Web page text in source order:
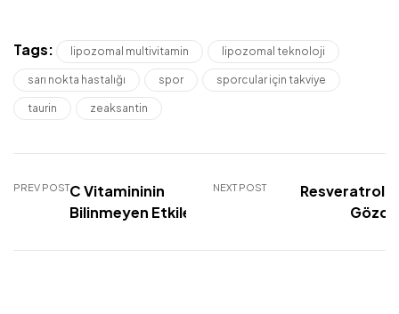
Tags: lipozomal multivitamin lipozomal teknoloji
sarı nokta hastalığı spor sporcular için takviye
taurin zeaksantin
PREV POSTC Vitamininin
Bilinmeyen Etkileri
NEXT POST